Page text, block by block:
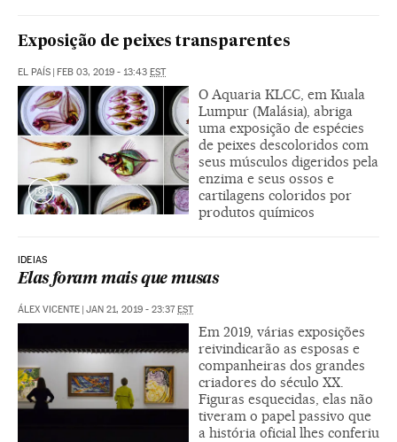
Exposição de peixes transparentes
EL PAÍS | FEB 03, 2019 - 13:43 EST
O Aquaria KLCC, em Kuala
Lumpur (Malásia), abriga
uma exposição de espécies
de peixes descoloridos com
seus músculos digeridos pela
enzima e seus ossos e
cartilagens coloridos por
produtos químicos
IDEIAS
Elas foram mais que musas
ÁLEX VICENTE | JAN 21, 2019 - 23:37EST
Em 2019, várias exposições
reivindicarão as esposas e
companheiras dos grandes
criadores do século XX.
Figuras esquecidas, elas não
tiveram o papel passivo que
a história oficial lhes conferiu